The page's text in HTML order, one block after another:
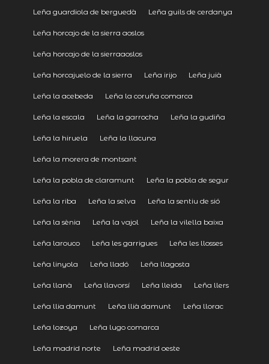
Leña guardiola de berguedà Leña guils de cerdanya
Leña horcajo de la sierra aoslos
Leña horcajo de la sierraaoslos
Leña horcajuelo de la sierra Leña irijo Leña juià
Leña la acebeda Leña la coruña comarca
Leña la escala Leña la garrocha Leña la gudiña
Leña la hiruela Leña la llacuna
Leña la morera de montsant
Leña la pobla de claramunt Leña la pobla de segur
Leña la riba Leña la selva Leña la sentiu de sió
Leña la sènia Leña la vajol Leña la vilella baixa
Leña larouco Leña les garrigues Leña les llosses
Leña linyola Leña lladó Leña llagosta
Leña llanà Leña llavorsí Leña lleida Leña llers
Leña llia damunt Leña llià damunt Leña llorac
Leña lozoya Leña lugo comarca
Leña madrid norte Leña madrid oeste